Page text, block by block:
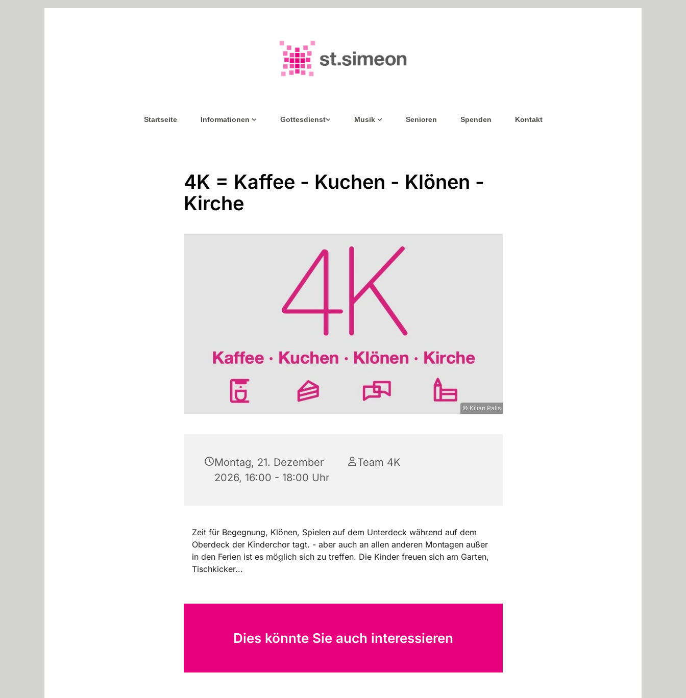
Startseite Informationen Gottesdienst Musik Senioren Spenden Kontakt
4K = Kaffee - Kuchen - Klönen -
Kirche
© Kilian Palis
Montag, 21. Dezember
2026, 16:00 - 18:00 Uhr
Team 4K
Zeit für Begegnung, Klönen, Spielen auf dem Unterdeck während auf dem
Oberdeck der Kinderchor tagt. - aber auch an allen anderen Montagen außer
in den Ferien ist es möglich sich zu treffen. Die Kinder freuen sich am Garten,
Tischkicker...
Dies könnte Sie auch interessieren